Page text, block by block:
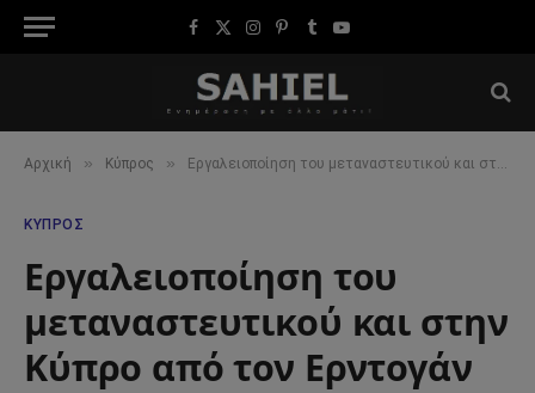
Facebook
X
Instagram
Pinterest
TumblrYouTube
Αρχική » Κύπρος » Εργαλειοποίηση του μεταναστευτικού και στην Κύπρο από τον Ερντογάν
ΚΎΠΡΟΣ
Εργαλειοποίηση του
μεταναστευτικού και στην
Κύπρο από τον Ερντογάν